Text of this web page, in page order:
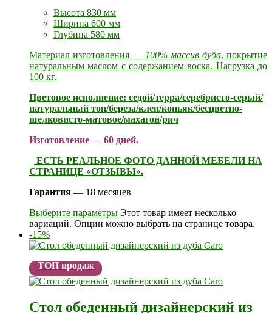
Высота 830 мм
Ширина 600 мм
Глубина 580 мм
Материал изготовления — 100% массив дуба, покрытие
натуральным маслом с содержанием воска. Нагрузка до
100 кг.
Цветовое исполнение: седой/терра/серебристо-серый/
натуральный тон/береза/клен/коньяк/бесцветно-
шелковисто-матовое/махагон/рич
Изготовление — 60 дней.
ЕСТЬ РЕАЛЬНОЕ ФОТО ДАННОЙ МЕБЕЛИ НА
СТРАНИЦЕ «ОТЗЫВЫ».
Гарантия — 18 месяцев
Выберите параметры Этот товар имеет несколько
вариаций. Опции можно выбрать на странице товара.
-15%
ТОП продаж
Стол обеденный дизайнерский из